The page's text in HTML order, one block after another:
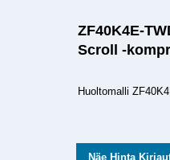
ZF40K4E-
Scroll -
Huoltomalli
Näe Hinta